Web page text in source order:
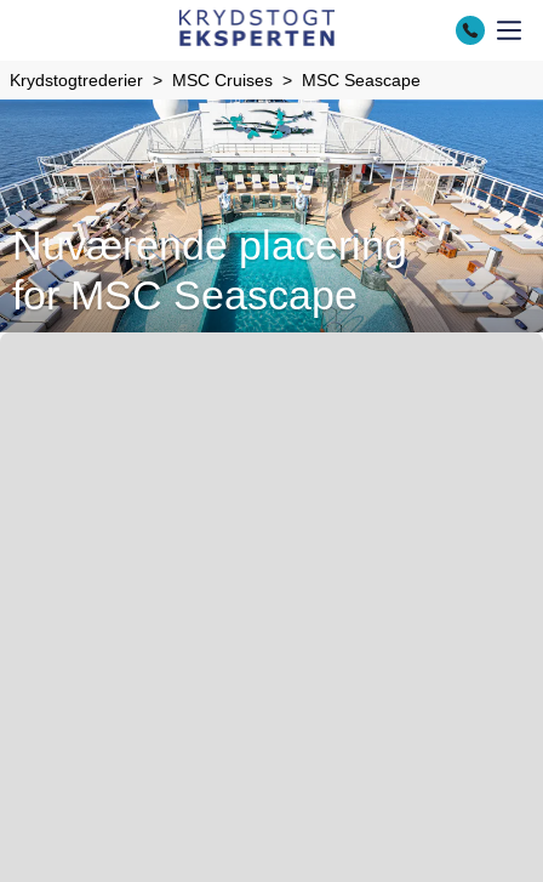
Krydstogtrederier MSC Cruises MSC Seascape
Nuværende placering
for MSC Seascape